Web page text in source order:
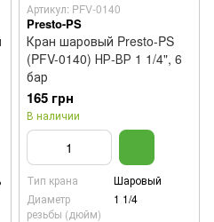
Артикул: PFV-0140
Presto-PS
Кран шаровый Presto-PS
(PFV-0140) НР-ВР 1 1/4", 6
бар
165 грн
В наличии
Тип крана
Шаровый
Диаметр
резьбы (дюйм)
1 1/4